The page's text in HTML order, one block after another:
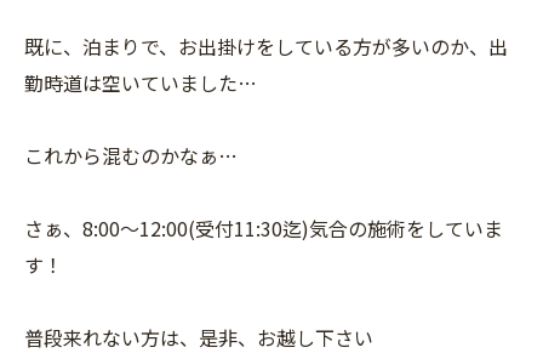
既に、泊まりで、お出掛けをしている方が多いのか、出
勤時道は空いていました…
これから混むのかなぁ…
さぁ、8:00〜12:00(受付11:30迄)気合の施術をしていま
す！
普段来れない方は、是非、お越し下さい